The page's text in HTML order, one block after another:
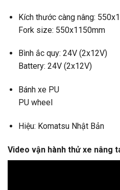
Kích thước càng nâng:
Fork size: 550x1150mm
Bình ắc quy: 24V (2x12V)
Battery: 24V (2x12V)
Bánh xe PU
PU wheel
Hiệu: Komatsu Nhật Bản
Video vận hành thử xe nâng